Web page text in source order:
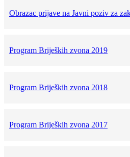
Obrazac prijave na Javni poziv za
Program Brijeških zvona 2019
Program Brijeških zvona 2018
Program Brijeških zvona 2017